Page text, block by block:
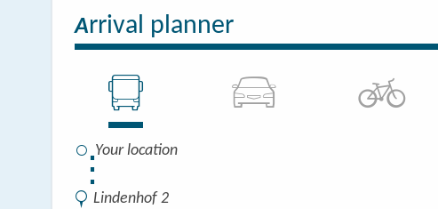
Arrival planner
⋮
Lindenhof 2